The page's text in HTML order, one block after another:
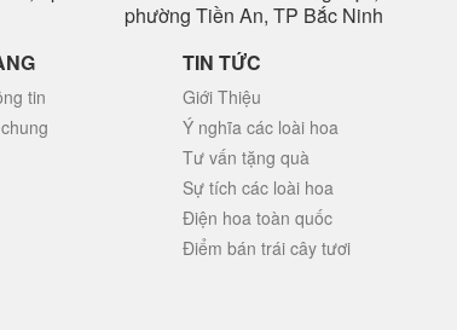
phường Tiền An, TP Bắc Ninh
tin
TIN TỨC
Giới Thiệu
Ý nghĩa các loài hoa
Tư vấn tặng quà
Sự tích các loài hoa
Điện hoa toàn quốc
Điểm bán trái cây tươi